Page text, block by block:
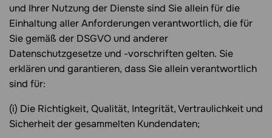
und Ihrer Nutzung der Dienste sind Sie allein für die
Einhaltung aller Anforderungen verantwortlich, die für
Sie gemäß der DSGVO und anderer
Datenschutzgesetze und -vorschriften gelten. Sie
erklären und garantieren, dass Sie allein verantwortlich
sind für:
(i) Die Richtigkeit, Qualität, Integrität, Vertraulichkeit und
Sicherheit der gesammelten Kundendaten;